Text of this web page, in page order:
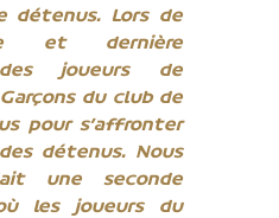
détenus. Lors de
et dernière
joueurs de
du club de
pour s’affronter
détenus. Nous
une seconde
les joueurs du